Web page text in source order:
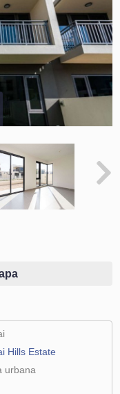
Hills Estate
urbana